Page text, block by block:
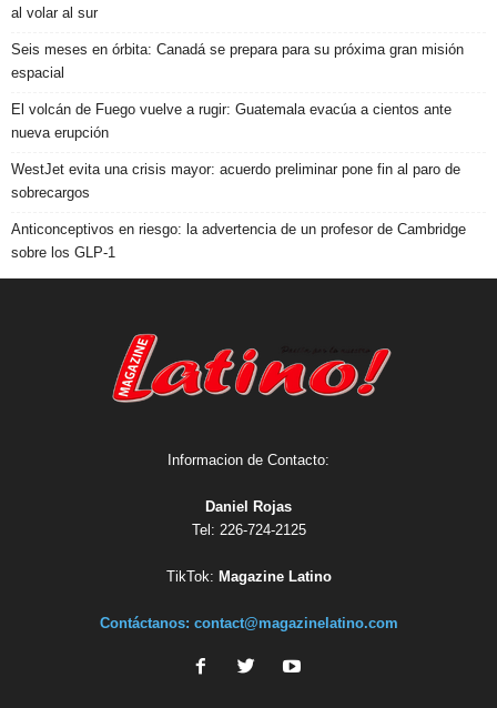
al volar al sur
Seis meses en órbita: Canadá se prepara para su próxima gran misión
espacial
El volcán de Fuego vuelve a rugir: Guatemala evacúa a cientos ante
nueva erupción
WestJet evita una crisis mayor: acuerdo preliminar pone fin al paro de
sobrecargos
Anticonceptivos en riesgo: la advertencia de un profesor de Cambridge
sobre los GLP-1
Informacion de Contacto:
Daniel Rojas
Tel: 226-724-2125
TikTok: Magazine Latino
Contáctanos: contact@magazinelatino.com